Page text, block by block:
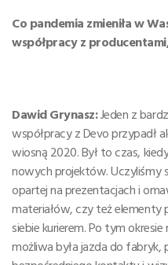
Co pandemia zmieniła w
współpracy z
Dawid Grynasz:Jeden z
współpracy z Devo przypadł
wiosną 2020. Był to czas,
nowych projektów. Uczyliśmy
opartej na prezentacjach i
materiałów, czy też
siebie kurierem. Po tym
możliwa była jazda do